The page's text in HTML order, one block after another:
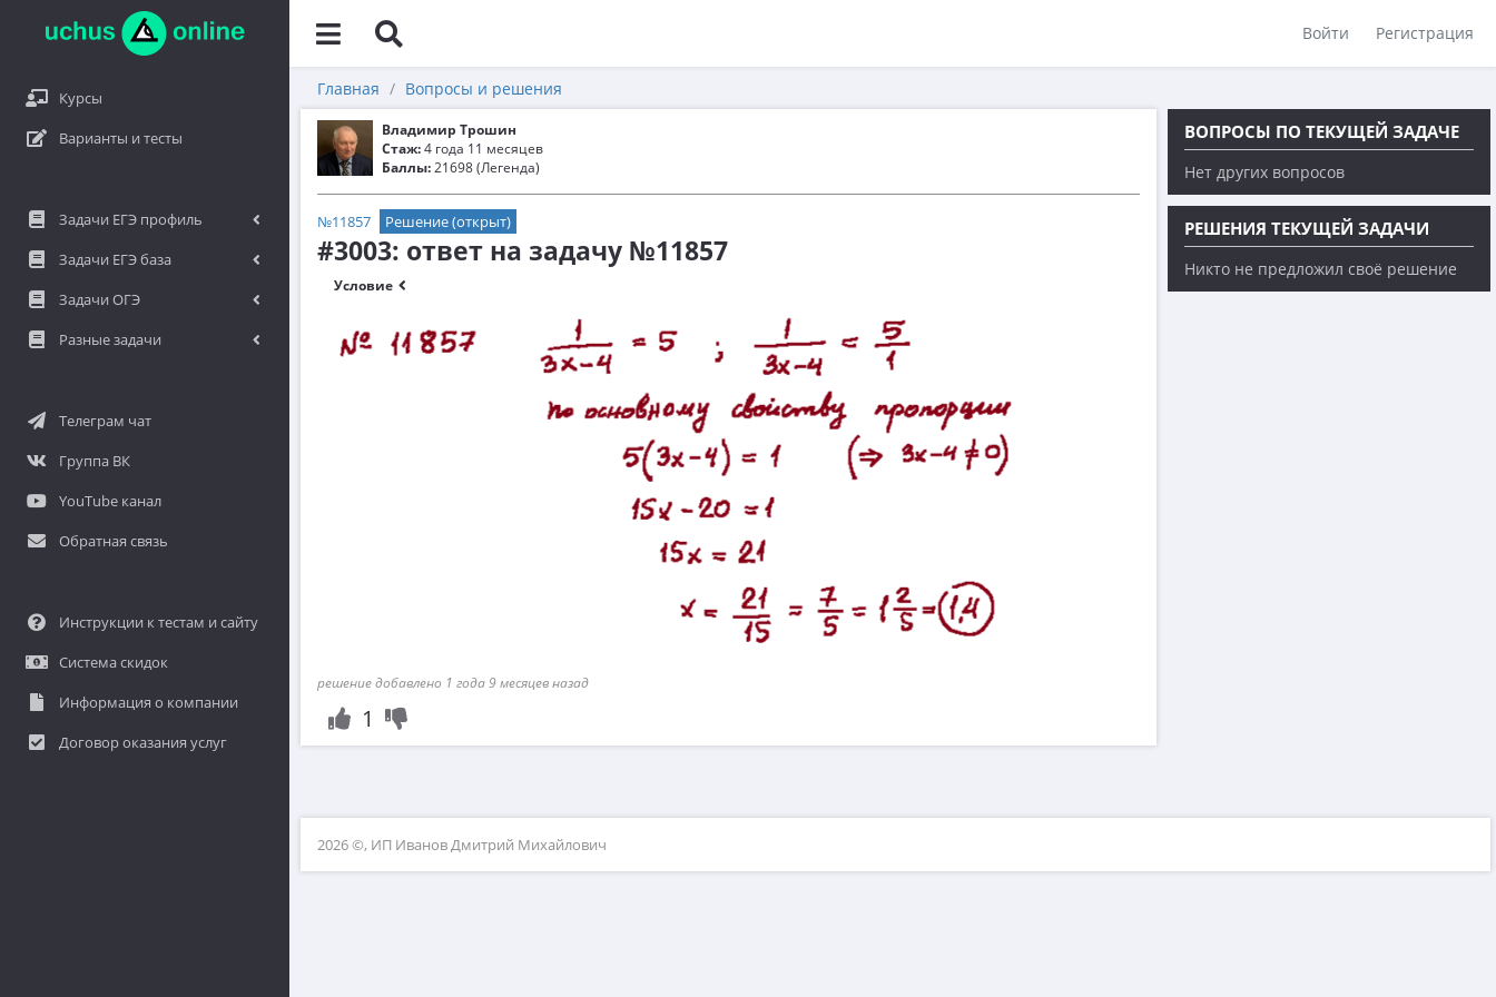
Войти Регистрация
Курсы
Варианты и тесты
Задачи ЕГЭ профиль
Задачи ЕГЭ база
Задачи ОГЭ
Разные задачи
Телеграм чат
Группа ВК
YouTube канал
Обратная связь
Инструкции к тестам и сайту
Система скидок
Информация о компании
Договор оказания услуг
Главная Вопросы и решения
Владимир Трошин
Стаж:4 года 11 месяцев
Баллы:21698 (Легенда)
№11857 Решение (открыт)
#3003: ответ на задачу №11857
Условие
решение добавлено 1 года 9 месяцев назад
1
ВОПРОСЫ ПО ТЕКУЩЕЙ ЗАДАЧЕ
Нет других вопросов
РЕШЕНИЯ ТЕКУЩЕЙ ЗАДАЧИ
Никто не предложил своё решение
2026 ©, ИП Иванов Дмитрий Михайлович